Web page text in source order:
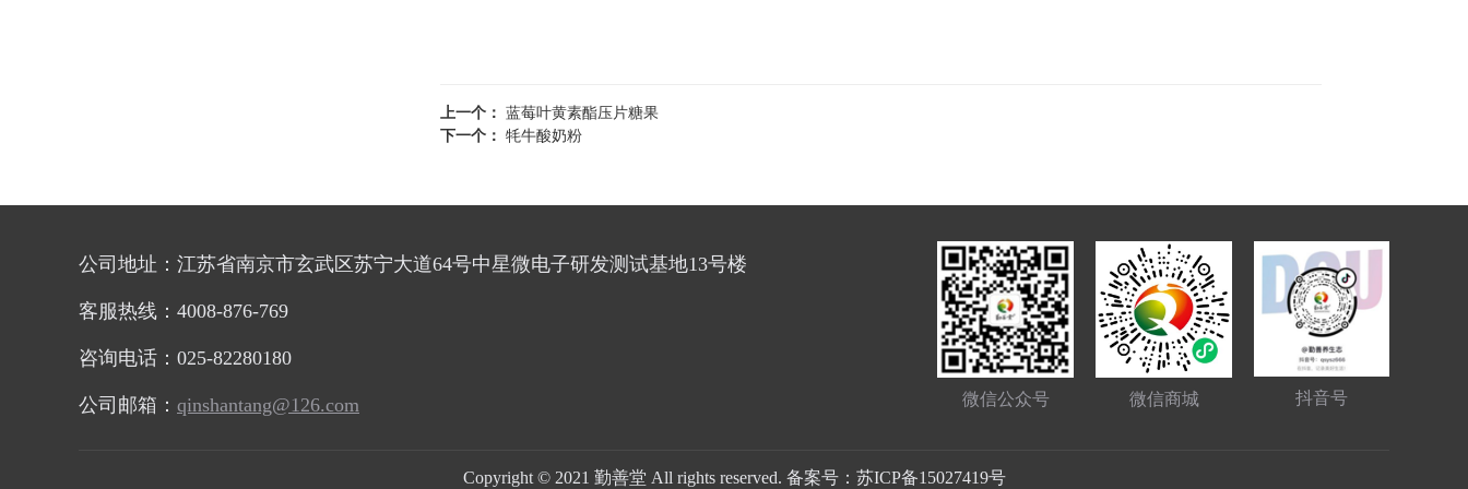
上一个：蓝莓叶黄素酯压片糖果
下一个：牦牛酸奶粉
公司地址：江苏省南京市玄武区苏宁大道64号中星微电子研发测试基地13号楼
客服热线：4008-876-769
咨询电话：025-82280180
公司邮箱： qinshantang@126.com 微信公众号 微信商城 抖音号
Copyright © 2021 勤善堂 All rights reserved. 备案号：苏ICP备15027419号